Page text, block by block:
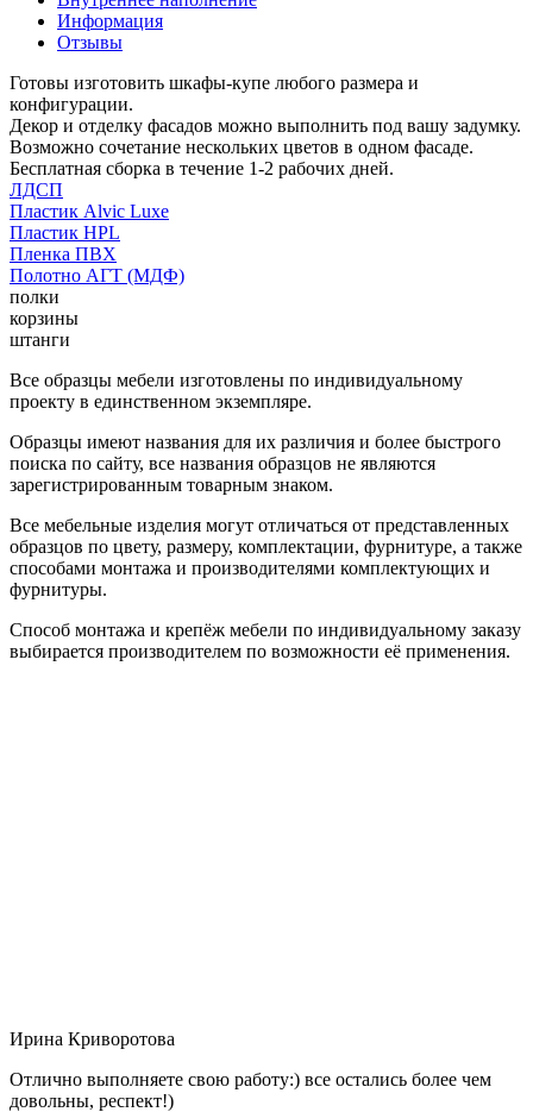
Информация
Отзывы
Готовы изготовить шкафы-купе любого размера и
конфигурации.
Декор и отделку фасадов можно выполнить под вашу задумку.
Возможно сочетание нескольких цветов в одном фасаде.
Бесплатная сборка в течение 1-2 рабочих дней.
ЛДСП
Пластик Alvic Luxe
Пластик HPL
Пленка ПВХ
Полотно АГТ (МДФ)
полки
корзины
штанги
Все образцы мебели изготовлены по индивидуальному
проекту в единственном экземпляре.
Образцы имеют названия для их различия и более быстрого
поиска по сайту, все названия образцов не являются
зарегистрированным товарным знаком.
Все мебельные изделия могут отличаться от представленных
образцов по цвету, размеру, комплектации, фурнитуре, а также
способами монтажа и производителями комплектующих и
фурнитуры.
Способ монтажа и крепёж мебели по индивидуальному заказу
выбирается производителем по возможности её применения.
Ирина Криворотова
Отлично выполняете свою работу:) все остались более чем
довольны, респект!)